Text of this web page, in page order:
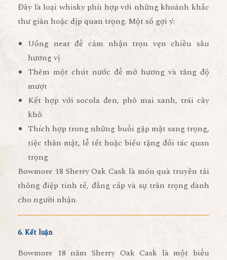
Đây là loại whisky phù hợp với những khoảnh khắc
thư giãn hoặc dịp quan trọng. Một số gợi ý:
Uống neatđể cảm nhận trọn vẹn chiều sâu
hương vị
Thêm một chút nước để mở hương và tăng độ
mượt
Kết hợp vớisocola đen, phô mai xanh, trái cây
khô
Thích hợp trong những buổi gặp mặt sang trọng,
tiệc thân mật, lễ tết hoặc biếu tặng đối tác quan
trọng
Bowmore 18 Sherry Oak Cask là món quà truyền tải
thông điệp tinh tế, đẳng cấp và sự trân trọng dành
cho người nhận.
6. Kết luận
Bowmore 18 năm Sherry Oak Cask là một biểu